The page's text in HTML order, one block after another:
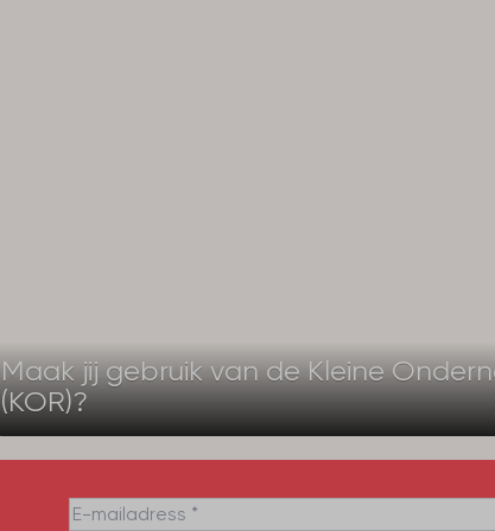
Maak jij gebruik van de Kleine
(KOR)?